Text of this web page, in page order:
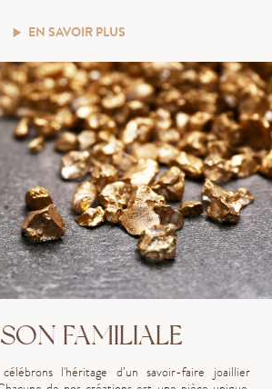
EN SAVOIR PLUS
FAMILIALE
l'héritage d’un savoir-faire joaillier